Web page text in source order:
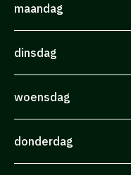
maandag
dinsdag
woensdag
donderdag